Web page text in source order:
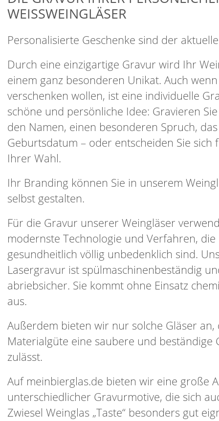
WEISSWEINGLÄSER
Personalisierte Geschenke sind der
Durch eine einzigartige Gravur wird Ihr
einem ganz besonderen Unikat. Auch
verschenken wollen, ist eine individuelle
schöne und persönliche Idee: Gravieren
den Namen, einen besonderen Spruch, das
Geburtsdatum – oder entscheiden Sie sich
Ihrer Wahl.
Ihr Branding können Sie in unserem
selbst gestalten.
Für die Gravur unserer Weingläser
modernste Technologie und Verfahren, die
gesundheitlich völlig unbedenklich sind.
Lasergravur ist spülmaschinenbeständig
abriebsicher. Sie kommt ohne Einsatz
aus.
Außerdem bieten wir nur solche Gläser an,
Materialgüte eine saubere und beständige
zulässt.
Auf meinbierglas.de bieten wir eine große
unterschiedlicher Gravurmotive, die sich
Zwiesel Weinglas „Taste“ besonders gut